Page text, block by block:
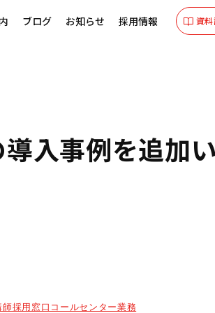
ブログ お知らせ 採用情報 資
入事例を追加
採用窓口コールセンター業務